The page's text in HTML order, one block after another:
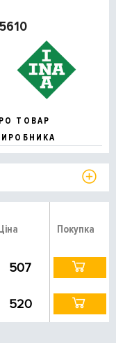
ТОВАР
Покупка
507
520